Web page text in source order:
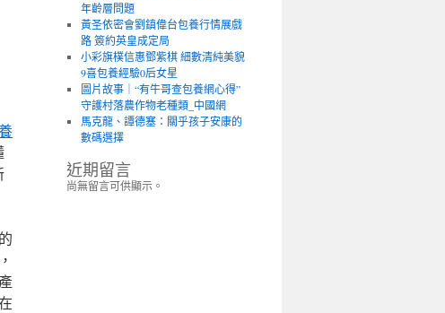
年齡層問題
黃圣依密會劉鎮偉台包養行情展戲
路 簽約英皇成定局
小彩旗樸信惠鄧紫棋 細數清純美貌
9喜包養經驗0后女星
圖片故事｜“有牛哥查包養網心得”
守護村落農作物老種類_中國網
馬克龍、譚德塞：關乎孩子安康的
數碼選擇
近期留言
尚無留言可供顯示。